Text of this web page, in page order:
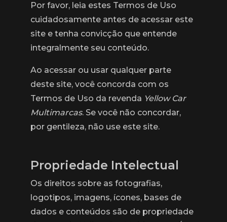
Por favor, leia estes Termos de Uso
cuidadosamente antes de acessar este
site e tenha convicção que entende
integralmente seu conteúdo.
Ao acessar ou usar qualquer parte
deste site, você concorda com os
Termos de Uso da revenda Yellow Car
Multimarcas. Se você não concordar,
por gentileza, não use este site.
Propriedade Intelectual
Os direitos sobre as fotografias,
logotipos, imagens, ícones, bases de
dados e conteúdos são de propriedade